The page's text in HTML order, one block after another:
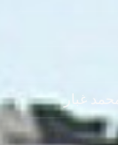
غبار